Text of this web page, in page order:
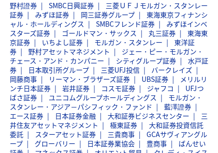
野村證券 SMBC日興証券
三菱ＵＦＪモルガン・スタンレー
証券
みずほ証券 岡三証券グループ
東海東京フィナンシ
ャル・ホールディングス
SMBCフレンド証券
みずほインベ
スターズ証券
ゴールドマン・サックス 丸三証券
東海東
京証券
いちよし証券 モルガン・スタンレー
東洋証
券
野村アセットマネジメント
ジェー・ピー・モルガン・
チェース・アンド・カンパニー
シティグループ証券
水戸証
券
日本取引所グループ 三菱UFJ投信
バークレイズ
岡藤商事
リーマン・ブラザーズ証券 UBS証券
メリルリ
ンチ日本証券
岩井証券 コスモ証券 ジャフコ
UFJつ
ばさ証券
ユニコムグループホールディングス
モルガン・
スタンレー・アジア－パシフィック・ファンド
藍澤證券
エース証券
日本証券金融 大和証券ビジネスセンター
三
井住友アセットマネジメント
極東証券
大和証券投資信託
委託
スターアセット証券 三貴商事
GCAサヴィアングル
ープ
グローバリー 日本証券業協会 豊商事
ばんせい